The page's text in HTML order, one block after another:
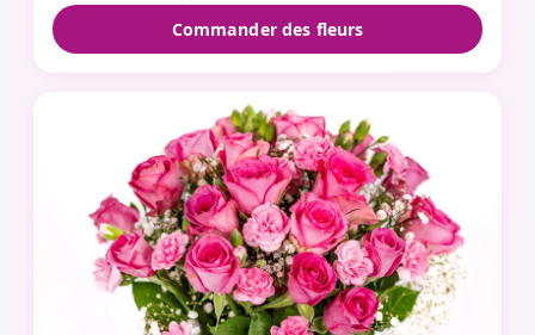
Commander des fleurs